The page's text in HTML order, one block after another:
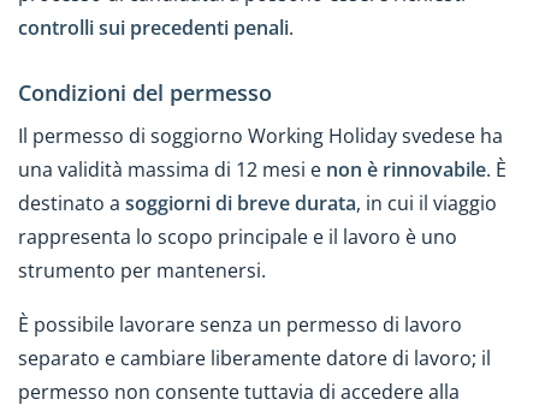
controlli sui precedenti penali.
Condizioni del permesso
Il permesso di soggiorno Working Holiday svedese ha
una validità massima di 12 mesi e non è rinnovabile. È
destinato a soggiorni di breve durata, in cui il viaggio
rappresenta lo scopo principale e il lavoro è uno
strumento per mantenersi.
È possibile lavorare senza un permesso di lavoro
separato e cambiare liberamente datore di lavoro; il
permesso non consente tuttavia di accedere alla